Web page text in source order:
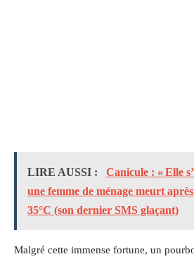
LIRE AUSSI :
Canicule : « Elle
une femme de ménage meurt
35°C (son dernier SMS glaçant)
Malgré cette immense fortune, un